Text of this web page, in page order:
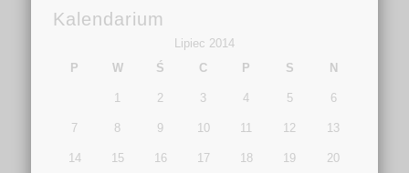
Kalendarium
Lipiec 2014
P
W Ś C P S N
1 2 3 4 5 6
7 8 9 10 11 12 13
14 15 16 17 18 19 20